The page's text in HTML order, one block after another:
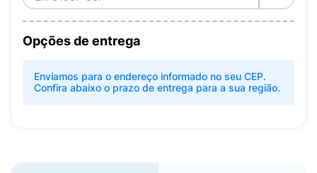
Opções de entrega
Enviamos para o endereço informado no seu CEP.
Confira abaixo o prazo de entrega para a sua região.